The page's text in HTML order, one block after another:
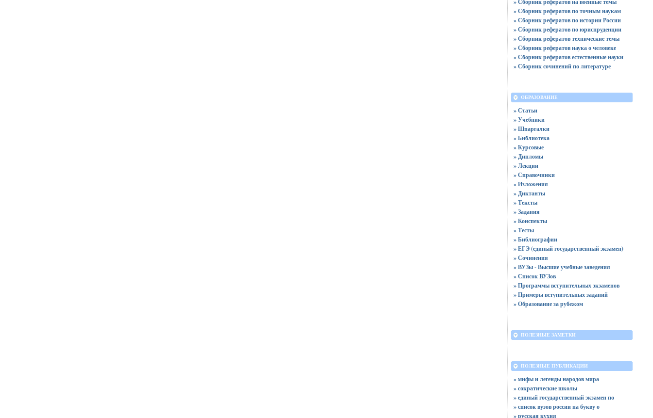
» Сборник рефератов на военные темы
» Сборник рефератов по точным наукам
» Сборник рефератов по истории России
» Сборник рефератов по юриспруденции
» Сборник рефератов технические темы
» Сборник рефератов наука о человеке
» Сборник рефератов естественные науки
» Сборник сочинений по литературе
ОБРАЗОВАНИЕ
» Статьи
» Учебники
» Шпаргалки
» Библиотека
» Курсовые
» Дипломы
» Лекции
» Справочники
» Изложения
» Диктанты
» Тексты
» Задания
» Конспекты
» Тесты
» Библиографии
» ЕГЭ (единый государственный экзамен)
» Сочинения
» ВУЗы - Высшие учебные заведения
» Список ВУЗов
» Программы вступительных экзаменов
» Примеры вступительных заданий
» Образование за рубежом
ПОЛЕЗНЫЕ ЗАМЕТКИ
ПОЛЕЗНЫЕ ПУБЛИКАЦИИ
» мифы и легенды народов мира
» сократические школы
» единый государственный экзамен по
» список вузов россии на букву о
» русская кухня